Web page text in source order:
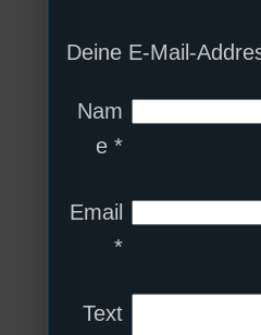
Deine E-Mail-
Nam
e *
Email
*
Text